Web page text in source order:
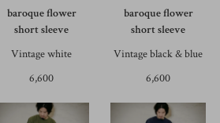
baroque flower
short sleeve
Vintage white
6,600
baroque flower
short sleeve
Vintage black & blue
6,600